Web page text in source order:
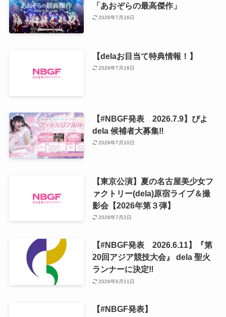
「あおぞらの最高傑作」
2026年7月16日
【delaお目当て特典情報！】
2026年7月16日
【#NBGF発表 2026.7.9】ぴよ
dela 候補者大募集‼️
2026年7月10日
【東京公演】夏の名古屋美少女フ
ァクトリー(dela)原宿ライブ＆撮
影会【2026年第３弾】
2026年7月2日
【#NBGF発表 2026.6.11】『第
20回アジア競技大会』 dela 聖火
ランナーに決定‼️
2026年6月11日
【#NBGF発表】